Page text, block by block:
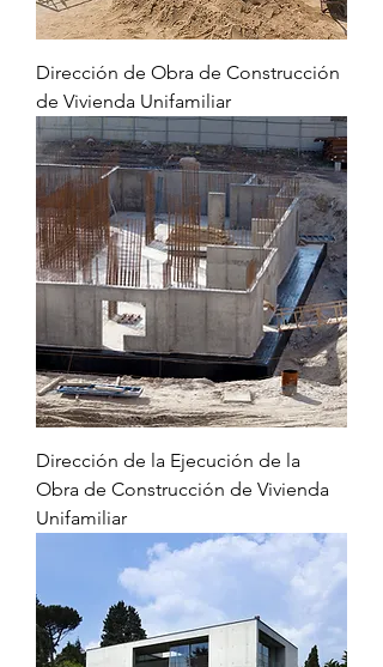
Dirección de Obra de Construcción
de Vivienda Unifamiliar
Dirección de la Ejecución de la
Obra de Construcción de Vivienda
Unifamiliar